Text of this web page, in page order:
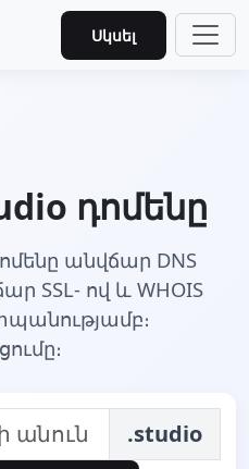
Սկսել
դոմենը
անվճար DNS
SSL- ով և WHOIS
.studio